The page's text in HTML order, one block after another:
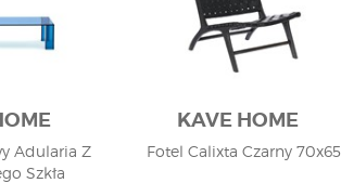
Adularia Z
Szkła
KAVE HOME
Fotel Calixta Czarny 70x65